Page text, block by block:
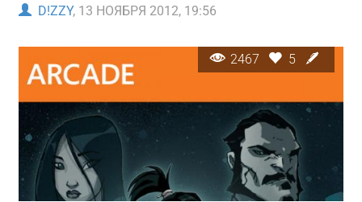
D!ZZY, 13 НОЯБРЯ 2012, 19:56
2467 5